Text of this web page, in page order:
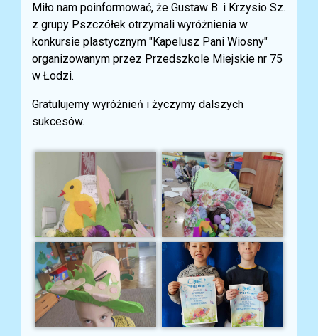
Miło nam poinformować, że Gustaw B. i Krzysio Sz.
z grupy Pszczółek otrzymali wyróżnienia w
konkursie plastycznym "Kapelusz Pani Wiosny"
organizowanym przez Przedszkole Miejskie nr 75
w Łodzi.
Gratulujemy wyróżnień i życzymy dalszych
sukcesów.